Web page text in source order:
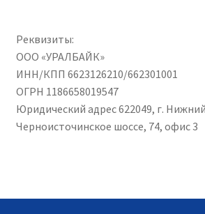
Реквизиты:
ООО «УРАЛБАЙК»
ИНН/КПП 6623126210/662301001
ОГРН 1186658019547
Юридический адрес 622049, г.
Черноисточинское шоссе, 74, офис 3